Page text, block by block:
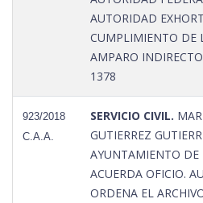
AUTORIDAD
CUMPLIMIENTO DE
AMPARO
1378
923/2018
C.A.A.
SERVICIO CIVIL.
GUTIERREZ
AYUNTAMIENTO DE
ACUERDA OFICIO.
ORDENA EL